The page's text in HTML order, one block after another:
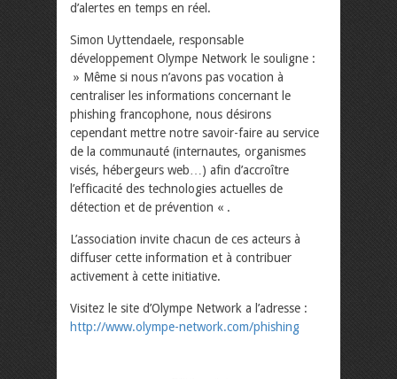
d’alertes en temps en réel.
Simon Uyttendaele, responsable
développement Olympe Network le souligne :
» Même si nous n’avons pas vocation à
centraliser les informations concernant le
phishing francophone, nous désirons
cependant mettre notre savoir-faire au service
de la communauté (internautes, organismes
visés, hébergeurs web…) afin d’accroître
l’efficacité des technologies actuelles de
détection et de prévention « .
L’association invite chacun de ces acteurs à
diffuser cette information et à contribuer
activement à cette initiative.
Visitez le site d’Olympe Network a l’adresse :
http://www.olympe-network.com/phishing